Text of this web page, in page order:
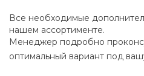
Все необходимые
нашем ассортименте.
Менеджер подробно
оптимальный вариант под